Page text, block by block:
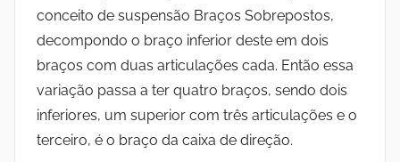
conceito de suspensão Braços Sobrepostos,
decompondo o braço inferior deste em dois
braços com duas articulações cada. Então essa
variação passa a ter quatro braços, sendo dois
inferiores, um superior com três articulações e o
terceiro, é o braço da caixa de direção.